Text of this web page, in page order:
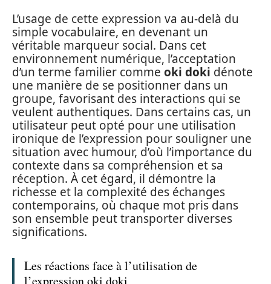
L’usage de cette expression va au-delà du
simple vocabulaire, en devenant un
véritable marqueur social. Dans cet
environnement numérique, l’acceptation
d’un terme familier comme oki doki dénote
une manière de se positionner dans un
groupe, favorisant des interactions qui se
veulent authentiques. Dans certains cas, un
utilisateur peut opté pour une utilisation
ironique de l’expression pour souligner une
situation avec humour, d’où l’importance du
contexte dans sa compréhension et sa
réception. À cet égard, il démontre la
richesse et la complexité des échanges
contemporains, où chaque mot pris dans
son ensemble peut transporter diverses
significations.
Les réactions face à l’utilisation de
l’expression oki doki